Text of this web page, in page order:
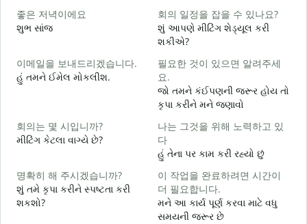
좋은 저녁이에요
શુભ સાંજ
회의 일정을 잡을 수 있나요?
શું આપણે મીટિંગ શેડ્યૂલ કરી
શકીએ?
이메일을 보내드리겠습니다.
હું તમને ઈમેલ મોકલીશ.
필요한 것이 있으면 알려주세
요.
જો તમને કંઈપણની જરૂર હોય તો
કૃપા કરીને મને જણાવો
회의는 몇 시입니까?
મીટિંગ કેટલા વાગ્યે છે?
나는 그것을 위해 노력하고 있
다
હું તેના પર કામ કરી રહ્યો છું
명확히 해 주시겠습니까?
શું તમે કૃપા કરીને સ્પષ્ટતા કરી
શકશો?
이 작업을 완료하려면 시간이
더 필요합니다.
મને આ કાર્ય પૂર્ણ કરવા માટે વધુ
સમયની જરૂર છે